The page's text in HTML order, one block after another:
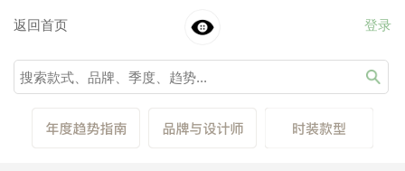
返回首页 登录